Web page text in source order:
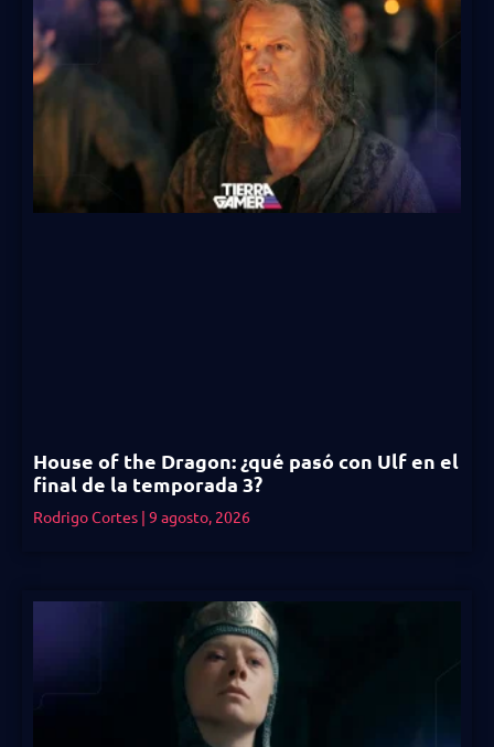
House of the Dragon: ¿qué pasó con Ulf en el
final de la temporada 3?
Rodrigo Cortes 9 agosto, 2026